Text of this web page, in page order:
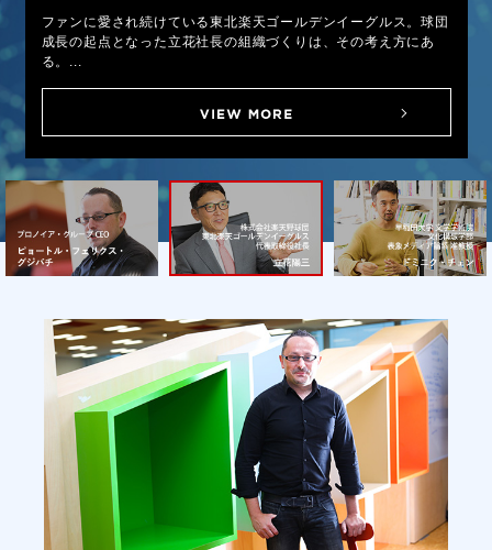
ファンに愛され続けている東北楽天ゴールデンイーグルス。球団
成長の起点となった立花社長の組織づくりは、その考え方にあ
る。...